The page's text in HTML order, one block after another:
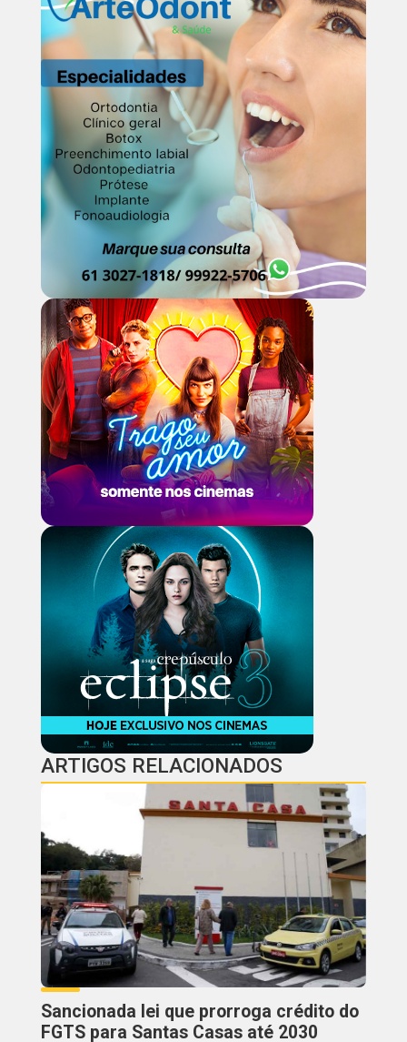
ARTIGOS RELACIONADOS
Sancionada lei que prorroga crédito do
FGTS para Santas Casas até 2030